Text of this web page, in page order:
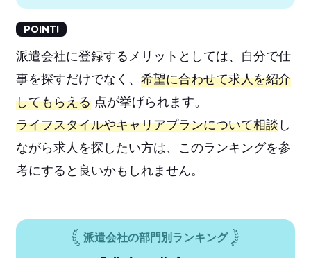
POINT!
派遣会社に登録するメリットとしては、自分で仕
事を探すだけでなく、 希望に合わせて求人を紹介
してもらえる点が挙げられます。
ライフスタイルやキャリアプランについて相談し
ながら求人を探したい方は、このランキングを参
考にすると良いかもしれません。
派遣会社の部門別ランキング